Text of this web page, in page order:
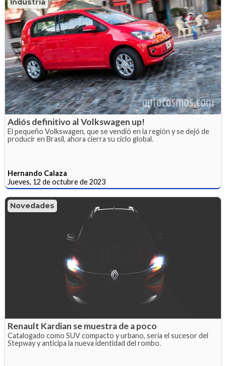
Adiós definitivo al Volkswagen up!
El pequeño Volkswagen, que se vendió en la región y se dejó de
producir en Brasil, ahora cierra su ciclo global.
Hernando Calaza
Jueves, 12 de octubre de 2023
Novedades
Renault Kardian se muestra de a poco
Catalogado como SUV compacto y urbano, sería el sucesor del
Stepway y anticipa la nueva identidad del rombo.